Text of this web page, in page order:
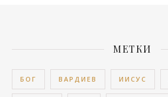
МЕТКИ
БОГ ВАРДИЕВ ИИСУС